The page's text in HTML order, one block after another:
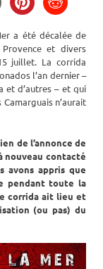
a été décalée de
et divers
juillet. La corrida
l’an dernier –
et d’autres – et qui
n’aurait
de l’annonce de
nouveau contacté
avons appris que
pendant toute la
corrida ait lieu et
(ou pas) du